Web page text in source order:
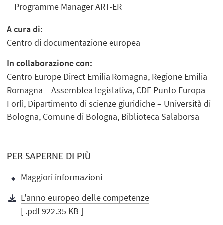
Programme Manager ART-ER
A cura di:
Centro di documentazione europea
In collaborazione con:
Centro Europe Direct Emilia Romagna, Regione Emilia
Romagna – Assemblea legislativa, CDE Punto Europa
Forlì, Dipartimento di scienze giuridiche – Università di
Bologna, Comune di Bologna, Biblioteca Salaborsa
PER SAPERNE DI PIÙ
Maggiori informazioni
L'anno europeo delle competenze
[ .pdf 922.35 KB ]